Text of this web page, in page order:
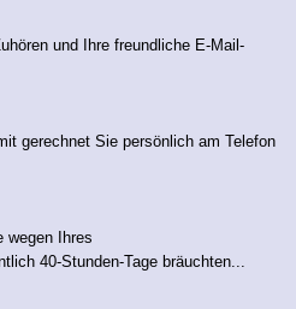
und Ihre freundliche E-Mail-
gerechnet Sie persönlich am Telefon
wegen Ihres
40-Stunden-Tage bräuchten...